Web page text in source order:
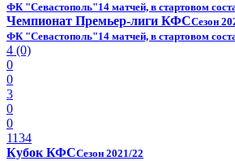
ФК "Севастополь"14 матчей, в стартовом
Чемпионат Премьер-лиги КФССезон
ФК "Севастополь"14 матчей, в стартовом
4 (0)
0
0
3
0
0
1134
Кубок КФССезон 2021/22